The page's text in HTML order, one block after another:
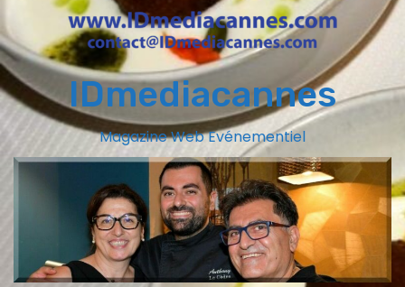
IDmediacannes
Magazine Web Evénementiel